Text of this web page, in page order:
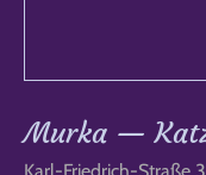
Murka —